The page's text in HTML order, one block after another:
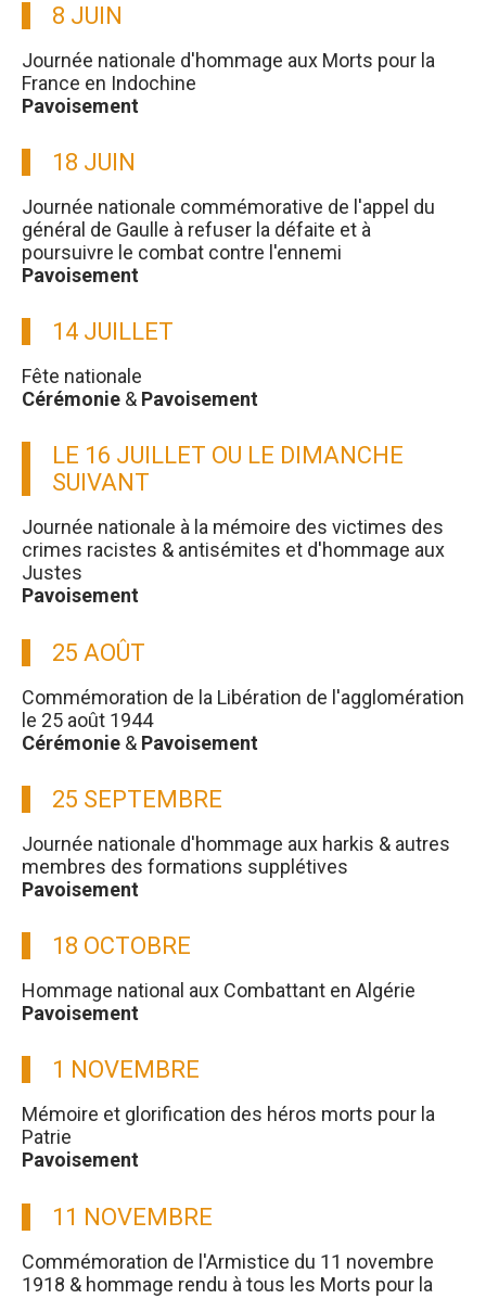
8 JUIN
Journée nationale d'hommage aux Morts pour la
France en Indochine
Pavoisement
18 JUIN
Journée nationale commémorative de l'appel du
général de Gaulle à refuser la défaite et à
poursuivre le combat contre l'ennemi
Pavoisement
14 JUILLET
Fête nationale
Cérémonie & Pavoisement
LE 16 JUILLET OU LE DIMANCHE
SUIVANT
Journée nationale à la mémoire des victimes des
crimes racistes & antisémites et d'hommage aux
Justes
Pavoisement
25 AOÛT
Commémoration de la Libération de l'agglomération
le 25 août 1944
Cérémonie & Pavoisement
25 SEPTEMBRE
Journée nationale d'hommage aux harkis & autres
membres des formations supplétives
Pavoisement
18 OCTOBRE
Hommage national aux Combattant en Algérie
Pavoisement
1 NOVEMBRE
Mémoire et glorification des héros morts pour la
Patrie
Pavoisement
11 NOVEMBRE
Commémoration de l'Armistice du 11 novembre
1918 & hommage rendu à tous les Morts pour la